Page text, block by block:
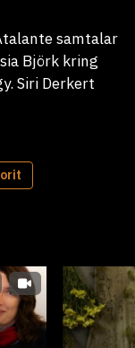
samtalar
Björk kring
Siri Derkert